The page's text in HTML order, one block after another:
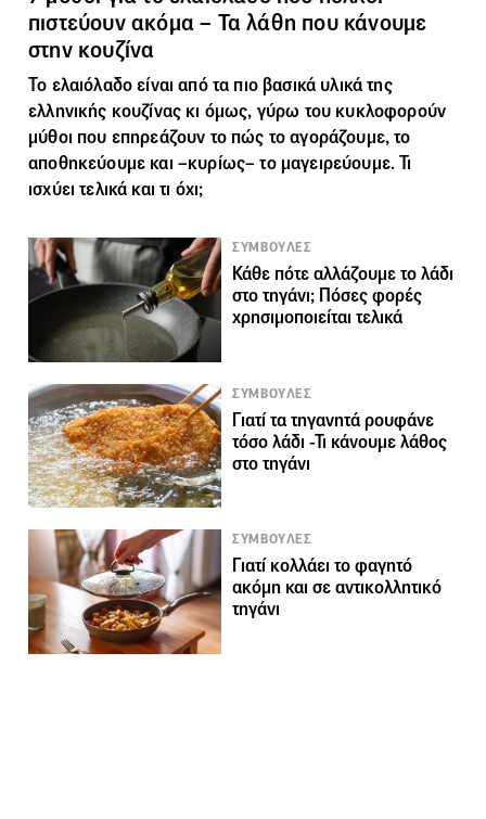
πιστεύουν ακόμα – Τα λάθη που κάνουμε
στην κουζίνα
Το ελαιόλαδο είναι από τα πιο βασικά υλικά της
ελληνικής κουζίνας κι όμως, γύρω του κυκλοφορούν
μύθοι που επηρεάζουν το πώς το αγοράζουμε, το
αποθηκεύουμε και –κυρίως– το μαγειρεύουμε. Τι
ισχύει τελικά και τι όχι;
ΣΥΜΒΟΥΛΕΣ
Κάθε πότε αλλάζουμε το λάδι
στο τηγάνι; Πόσες φορές
χρησιμοποιείται τελικά
ΣΥΜΒΟΥΛΕΣ
Γιατί τα τηγανητά ρουφάνε
τόσο λάδι -Τι κάνουμε λάθος
στο τηγάνι
ΣΥΜΒΟΥΛΕΣ
Γιατί κολλάει το φαγητό
ακόμη και σε αντικολλητικό
τηγάνι